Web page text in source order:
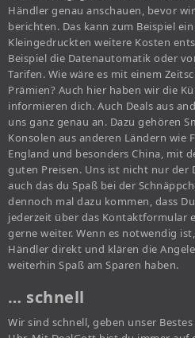
Händler genau anschauen, bevor
berichten. Das kann zum Beispiel
Kleingedruckten weitere Kosten
Beispiel die Datenautomatik oder
Tarifen. Wie wäre es mit einem
Prämien? Auch hier haben wir die
informieren dich. Auch Deals aus
uns ganz genau an. Dazu gehören
Konsolen aus anderen Ländern wie
England und besonders China, mit
guten Preisen. Uns ist nicht nur der
auch das du Spaß bei der
dennoch mal dazu kommen, dass
jederzeit über das Kontaktformular
gerne weiter. Wenn es notwendig
Händler direkt und klären die
weiterhin Spaß am Sparen haben.
… schnell
Wir sind schnell, geben unser